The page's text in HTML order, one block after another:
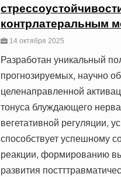
контрлатеральным
14 октября 2025
Разработан уникальный
прогнозируемых, научно
целенаправленной
тонуса блуждающего
вегетативной регуляции,
способствует успешному
реакции, формированию
развития